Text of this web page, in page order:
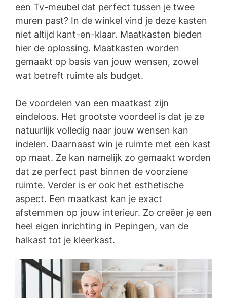
een Tv-meubel dat perfect tussen je twee
muren past? In de winkel vind je deze kasten
niet altijd kant-en-klaar. Maatkasten bieden
hier de oplossing. Maatkasten worden
gemaakt op basis van jouw wensen, zowel
wat betreft ruimte als budget.
De voordelen van een maatkast zijn
eindeloos. Het grootste voordeel is dat je ze
natuurlijk volledig naar jouw wensen kan
indelen. Daarnaast win je ruimte met een kast
op maat. Ze kan namelijk zo gemaakt worden
dat ze perfect past binnen de voorziene
ruimte. Verder is er ook het esthetische
aspect. Een maatkast kan je exact
afstemmen op jouw interieur. Zo creëer je een
heel eigen inrichting in Pepingen, van de
halkast tot je kleerkast.